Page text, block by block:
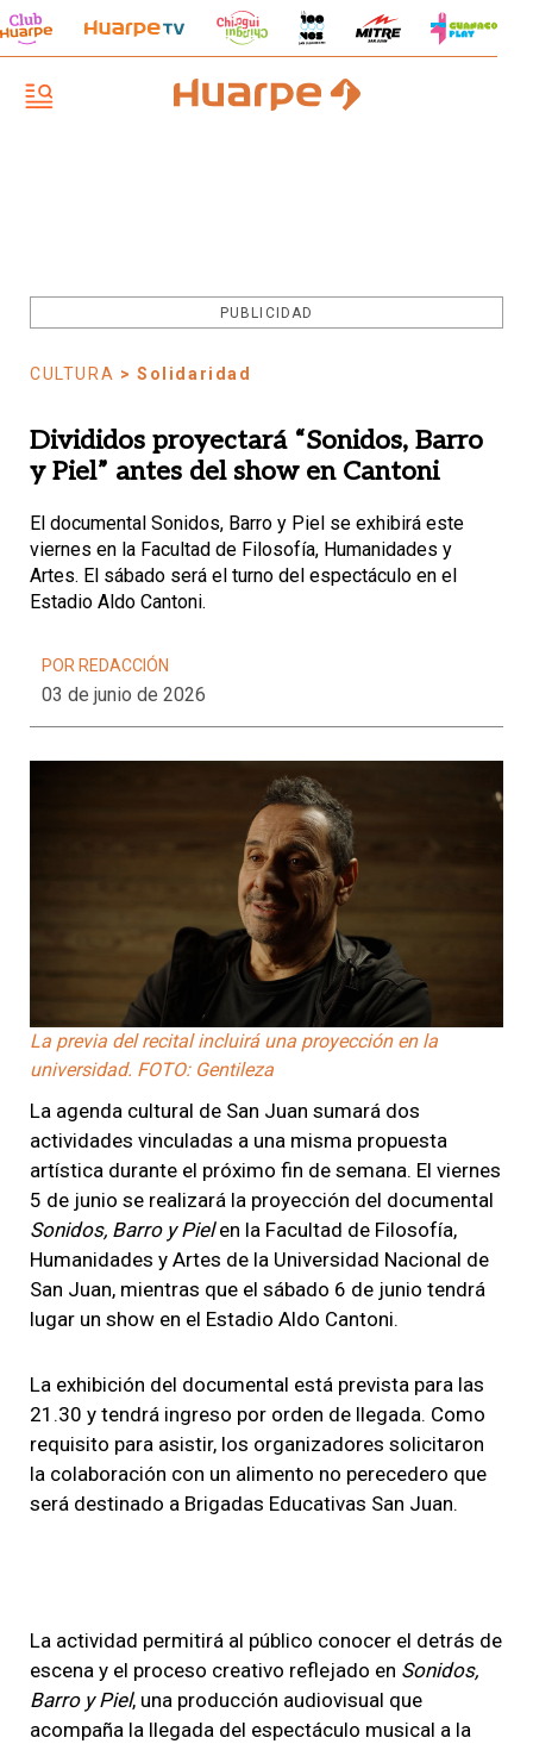
PUBLICIDAD
CULTURA > Solidaridad
Divididos proyectará “Sonidos, Barro
y Piel” antes del show en Cantoni
El documental Sonidos, Barro y Piel se exhibirá este
viernes en la Facultad de Filosofía, Humanidades y
Artes. El sábado será el turno del espectáculo en el
Estadio Aldo Cantoni.
POR REDACCIÓN
03 de junio de 2026
La previa del recital incluirá una proyección en la
universidad. FOTO: Gentileza
La agenda cultural de San Juan sumará dos
actividades vinculadas a una misma propuesta
artística durante el próximo fin de semana. El viernes
5 de junio se realizará la proyección del documental
Sonidos, Barro y Pielen la Facultad de Filosofía,
Humanidades y Artes de la Universidad Nacional de
San Juan, mientras que el sábado 6 de junio tendrá
lugar un show en el Estadio Aldo Cantoni.
La exhibición del documental está prevista para las
21.30 y tendrá ingreso por orden de llegada. Como
requisito para asistir, los organizadores solicitaron
la colaboración con un alimento no perecedero que
será destinado a Brigadas Educativas San Juan.
La actividad permitirá al público conocer el detrás de
escena y el proceso creativo reflejado en Sonidos,
Barro y Piel, una producción audiovisual que
acompaña la llegada del espectáculo musical a la